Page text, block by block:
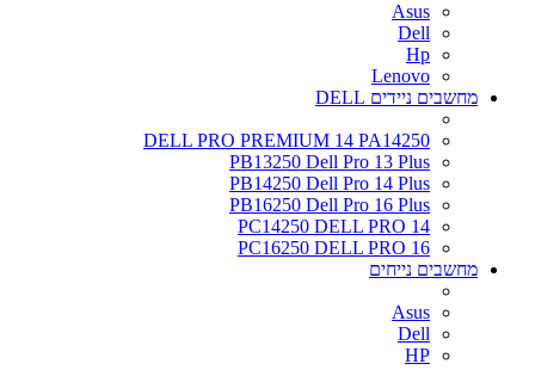
Asus
Dell
Hp
Lenovo
מחשבים ניידים DELL
DELL PRO PREMIUM 14 PA14250
PB13250 Dell Pro 13 Plus
PB14250 Dell Pro 14 Plus
PB16250 Dell Pro 16 Plus
PC14250 DELL PRO 14
PC16250 DELL PRO 16
מחשבים נייחים
Asus
Dell
HP